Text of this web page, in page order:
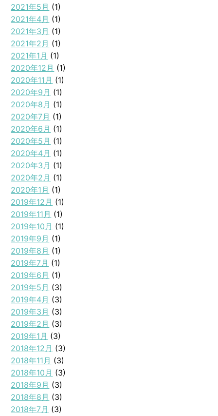
2021年5月 (1)
2021年4月 (1)
2021年3月 (1)
2021年2月 (1)
2021年1月 (1)
2020年12月 (1)
2020年11月 (1)
2020年9月 (1)
2020年8月 (1)
2020年7月 (1)
2020年6月 (1)
2020年5月 (1)
2020年4月 (1)
2020年3月 (1)
2020年2月 (1)
2020年1月 (1)
2019年12月 (1)
2019年11月 (1)
2019年10月 (1)
2019年9月 (1)
2019年8月 (1)
2019年7月 (1)
2019年6月 (1)
2019年5月 (3)
2019年4月 (3)
2019年3月 (3)
2019年2月 (3)
2019年1月 (3)
2018年12月 (3)
2018年11月 (3)
2018年10月 (3)
2018年9月 (3)
2018年8月 (3)
2018年7月 (3)